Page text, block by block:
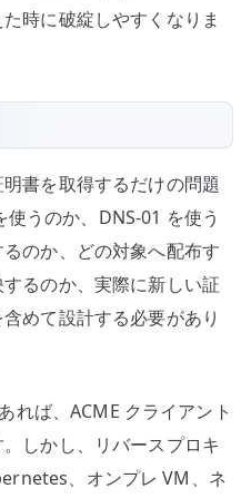
時に破綻しやすくなりま
書を取得するだけの問題
うのか、DNS-01 を使う
のか、どの対象へ配布す
るのか、実際に新しい証
めて設計する必要があり
れば、ACME クライアント
しかし、リバースプロキ
、オンプレ VM、ネ